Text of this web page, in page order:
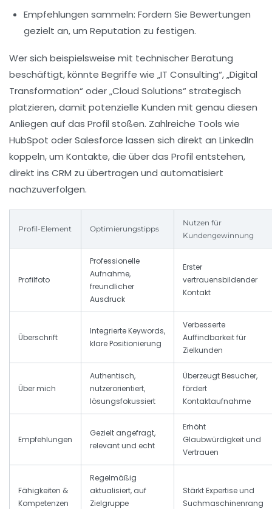
Empfehlungen sammeln: Fordern Sie Bewertungen
gezielt an, um Reputation zu festigen.
Wer sich beispielsweise mit technischer Beratung
beschäftigt, könnte Begriffe wie „IT Consulting“, „Digital
Transformation“ oder „Cloud Solutions“ strategisch
platzieren, damit potenzielle Kunden mit genau diesen
Anliegen auf das Profil stoßen. Zahlreiche Tools wie
HubSpot oder Salesforce lassen sich direkt an LinkedIn
koppeln, um Kontakte, die über das Profil entstehen,
direkt ins CRM zu übertragen und automatisiert
nachzuverfolgen.
Profil-Element Optimierungstipps
Nutzen für
Kundengewinnung
Profilfoto
Professionelle
Aufnahme,
freundlicher
Ausdruck
Erster
vertrauensbildender
Kontakt
Überschrift
Integrierte Keywords,
klare Positionierung
Verbesserte
Auffindbarkeit für
Zielkunden
Über mich
Authentisch,
nutzerorientiert,
lösungsfokussiert
Überzeugt Besucher,
fördert
Kontaktaufnahme
Empfehlungen
Gezielt angefragt,
relevant und echt
Erhöht
Glaubwürdigkeit und
Vertrauen
Fähigkeiten &
Kompetenzen
Regelmäßig
aktualisiert, auf
Zielgruppe
Stärkt Expertise und
Suchmaschinenrang